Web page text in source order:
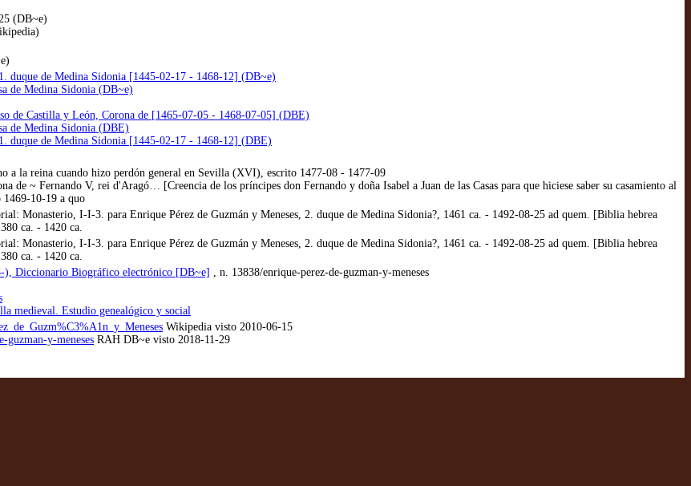
(DB~e)
duque de Medina Sidonia [1445-02-17 - 1468-12] (DB~e)
de Medina Sidonia (DB~e)
de Castilla y León, Corona de [1465-07-05 - 1468-07-05] (DBE)
de Medina Sidonia (DBE)
duque de Medina Sidonia [1445-02-17 - 1468-12] (DBE)
a la reina cuando hizo perdón general en Sevilla (XVI), escrito 1477-08 - 1477-09
de ~ Fernando V, rei d'Aragó… [Creencia de los príncipes don Fernando y doña Isabel a Juan de las Casas para que hiciese saber su casamiento al
1469-10-19 a quo
Monasterio, I-I-3. para Enrique Pérez de Guzmán y Meneses, 2. duque de Medina Sidonia?, 1461 ca. - 1492-08-25 ad quem. [Biblia hebrea
ca. - 1420 ca.
Monasterio, I-I-3. para Enrique Pérez de Guzmán y Meneses, 2. duque de Medina Sidonia?, 1461 ca. - 1492-08-25 ad quem. [Biblia hebrea
ca. - 1420 ca.
), Diccionario Biográfico electrónico [DB~e] , n. 13838/enrique-perez-de-guzman-y-meneses
medieval. Estudio genealógico y social
Wikipedia visto 2010-06-15
guzman-y-meneses RAH DB~e visto 2018-11-29